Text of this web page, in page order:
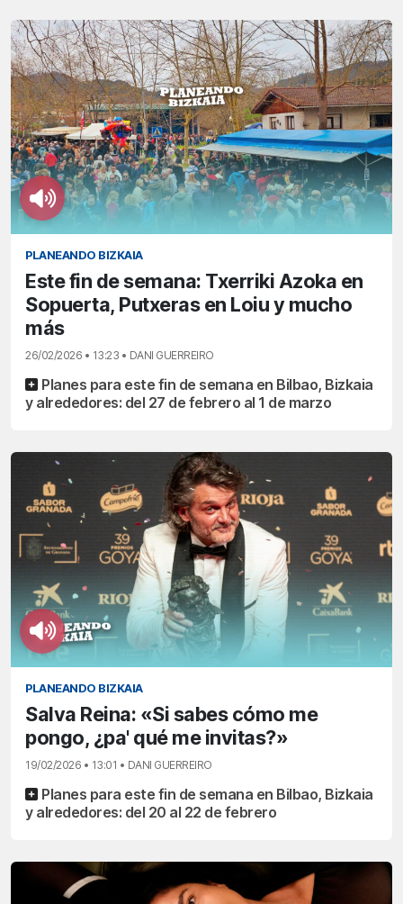
PLANEANDO BIZKAIA
Este fin de semana: Txerriki Azoka en
Sopuerta, Putxeras en Loiu y mucho
más
26/02/2026 • 13:23 • DANI GUERREIRO
Planes para este fin de semana en Bilbao, Bizkaia
y alrededores: del 27 de febrero al 1 de marzo
PLANEANDO BIZKAIA
Salva Reina: «Si sabes cómo me
pongo, ¿pa' qué me invitas?»
19/02/2026 • 13:01 • DANI GUERREIRO
Planes para este fin de semana en Bilbao, Bizkaia
y alrededores: del 20 al 22 de febrero